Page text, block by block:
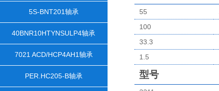
5S-BNT201轴承
40BNR10HTYNSULP4轴承
7021 ACD/HCP4AH1轴承
PER.HC205-B轴承
55
100
33.3
1.5
型号